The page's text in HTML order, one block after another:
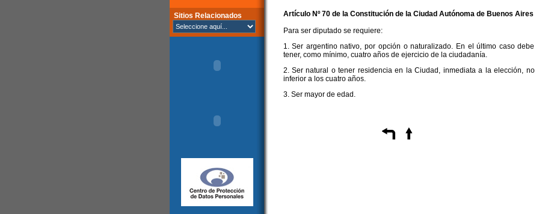
Sitios Relacionados Artículo Nº 70 de la Constituciónde la Ciudad Autónoma de Buenos Aires
Para ser diputado se requiere:
1. Ser argentino nativo, por opción o naturalizado. En el último caso debe
tener, como mínimo, cuatro años de ejercicio de la ciudadanía.
2. Ser natural o tener residencia en la Ciudad, inmediata a la elección, no
inferior a los cuatro años.
3. Ser mayor de edad.